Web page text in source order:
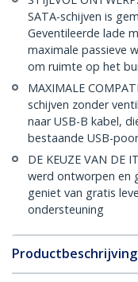
SATA-schijven is
Geventileerde lade
maximale passieve
om ruimte op het
MAXIMALE
schijven zonder
naar USB-B kabel,
bestaande USB-
DE KEUZE VAN DE
werd ontworpen en
geniet van gratis
ondersteuning
Productbeschrijving